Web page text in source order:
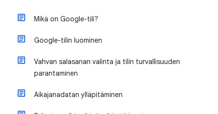
Mikä on Google-tili?
Google-tilin luominen
Vahvan salasanan valinta ja tilin turvallisuuden
parantaminen
Aikajanadatan ylläpitäminen